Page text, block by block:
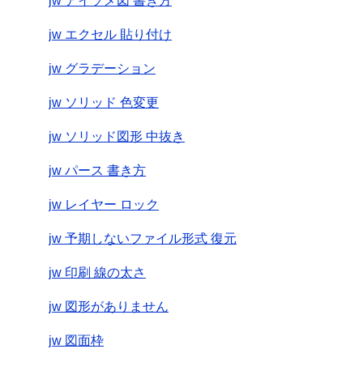
jw エクセル 貼り付け
jw グラデーション
jw ソリッド 色変更
jw ソリッド図形 中抜き
jw パース 書き方
jw レイヤー ロック
jw 予期しないファイル形式 復元
jw 印刷 線の太さ
jw 図形がありません
jw 図面枠